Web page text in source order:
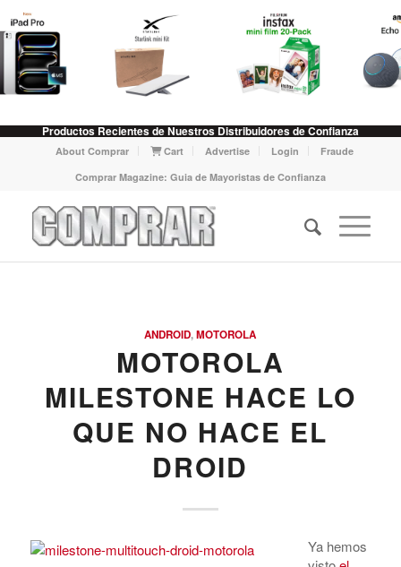
Productos Recientes de Nuestros Distribuidores de Confianza
About Comprar Cart Advertise Login
Fraude
Comprar Magazine: Guia de Mayoristas de Confianza
ANDROID,MOTOROLA
MOTOROLA
MILESTONE HACE LO
QUE NO HACE EL
DROID
Ya hemos